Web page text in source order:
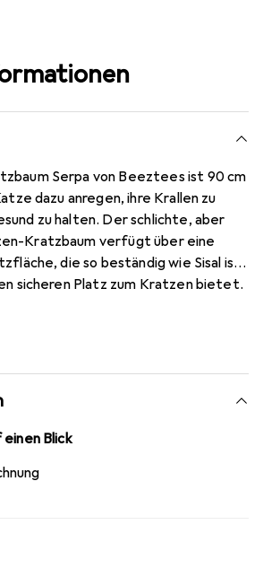
Serpa von Beeztees ist 90 cm
dazu anregen, ihre Krallen zu
zu halten. Der schlichte, aber
Kratzbaum verfügt über eine
die so beständig wie Sisal ist
sicheren Platz zum Kratzen bietet.
Das Kratzteil ist äusserst
Blick